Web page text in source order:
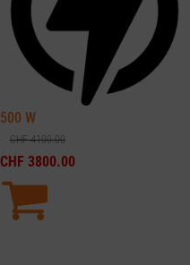
500 W
CHF4100.00
CHF 3800.00